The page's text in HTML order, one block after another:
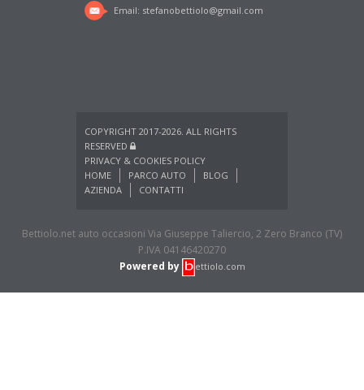
Email: stefanobettiolo@gmail.com
COPYRIGHT 2017-2026. ALL RIGHTS
RESERVED
PRIVACY & COOKIES POLICY
HOME
PARCO AUTO
BLOG
AZIENDA
CONTATTI
Bettiolo.net auto occasioni Via Giuseppe Taliercio, 2 Zero Branco (TV)
P.IVA 04146420270
Powered by
ettiolo.com